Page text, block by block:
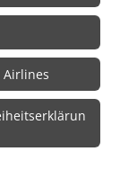
Airlines